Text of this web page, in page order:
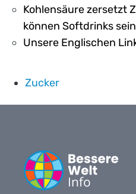
Kohlensäure zersetzt
können Softdrinks
Unsere Englischen
Zucker